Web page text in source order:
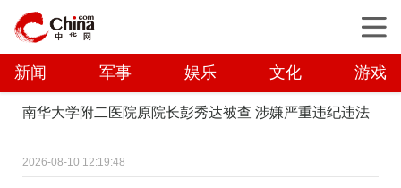
新闻 军事 娱乐 文化 游戏
南华大学附二医院原院长彭秀达被查 涉嫌严重违纪违法
2026-08-10 12:19:48